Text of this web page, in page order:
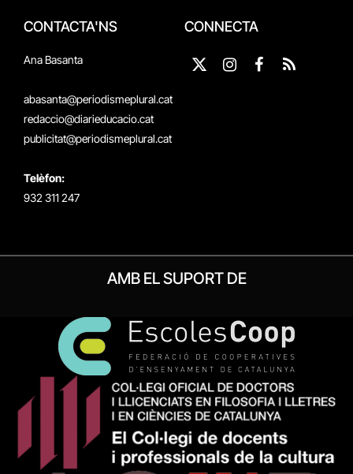
CONTACTA'NS
Ana Basanta
abasanta@periodismeplural.cat
redaccio@diarieducacio.cat
publicitat@periodismeplural.cat
Telèfon:
932 311 247
CONNECTA
X
Instagram
Facebook
RSS
AMB EL SUPORT DE